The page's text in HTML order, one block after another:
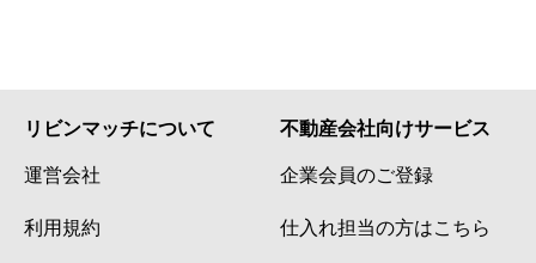
リビンマッチについて
運営会社
利用規約
不動産会社向けサービス
企業会員のご登録
仕入れ担当の方はこちら